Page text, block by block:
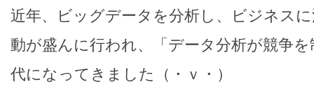
近年、ビッグデータを分析し、ビジネス
動が盛んに行われ、「データ分析が競争
代になってきました（・ｖ・）